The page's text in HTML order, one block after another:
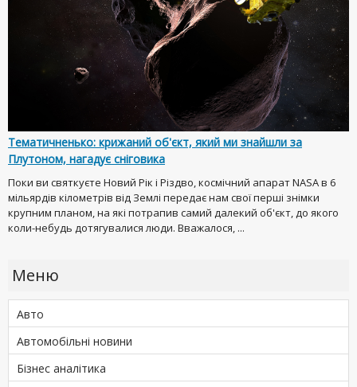
Тематичненько: крижаний об'єкт, який ми знайшли за
Плутоном, нагадує сніговика
Поки ви святкуєте Новий Рік і Різдво, космічний апарат NASA в 6
мільярдів кілометрів від Землі передає нам свої перші знімки
крупним планом, на які потрапив самий далекий об'єкт, до якого
коли-небудь дотягувалися люди. Вважалося, ...
Меню
Авто
Автомобільні новини
Бізнес аналітика